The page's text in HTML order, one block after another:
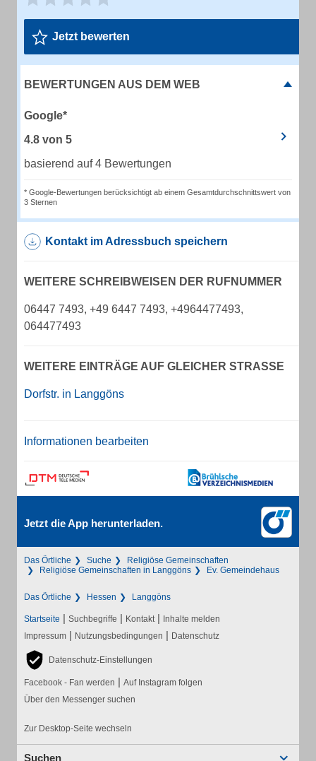
Jetzt bewerten
BEWERTUNGEN AUS DEM WEB
Google*
4.8 von 5
basierend auf 4 Bewertungen
* Google-Bewertungen berücksichtigt ab einem Gesamtdurchschnittswert von
3 Sternen
Kontakt im Adressbuch speichern
WEITERE SCHREIBWEISEN DER RUFNUMMER
06447 7493, +49 6447 7493, +4964477493,
064477493
WEITERE EINTRÄGE AUF GLEICHER STRASSE
Dorfstr. in Langgöns
Informationen bearbeiten
Jetzt die App herunterladen.
Das Örtliche Suche
Religiöse Gemeinschaften
Religiöse Gemeinschaften in Langgöns
Ev. Gemeindehaus
Das Örtliche Hessen Langgöns
Startseite | Suchbegriffe | Kontakt | Inhalte melden
Impressum | Nutzungsbedingungen | Datenschutz
Datenschutz-Einstellungen
Facebook - Fan werden | Auf Instagram folgen
Über den Messenger suchen
Zur Desktop-Seite wechseln
Suchen